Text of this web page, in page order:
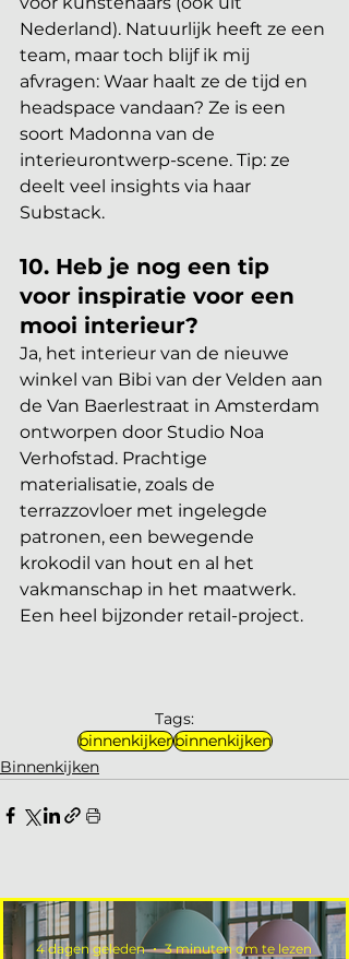
Nederland). Natuurlijk heeft ze een
team, maar toch blijf ik mij
afvragen: Waar haalt ze de tijd en
headspace vandaan? Ze is een
soort Madonna van de
interieurontwerp-scene. Tip: ze
deelt veel insights via haar
Substack.
10. Heb je nog een tip
voor inspiratie voor een
mooi interieur?
Ja, het interieur van de nieuwe
winkel van Bibi van der Velden aan
de Van Baerlestraat in Amsterdam
ontworpen door Studio Noa
Verhofstad. Prachtige
materialisatie, zoals de
terrazzovloer met ingelegde
patronen, een bewegende
krokodil van hout en al het
vakmanschap in het maatwerk.
Een heel bijzonder retail-project.
Tags:
binnenkijkerbinnenkijken
Binnenkijken
4 dagen geleden 3 minuten om te lezen